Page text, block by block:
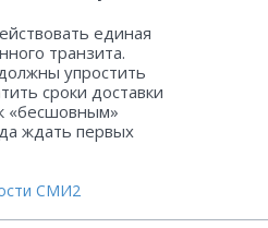
единая
транзита.
упростить
сроки доставки
«бесшовным»
ждать первых
СМИ2